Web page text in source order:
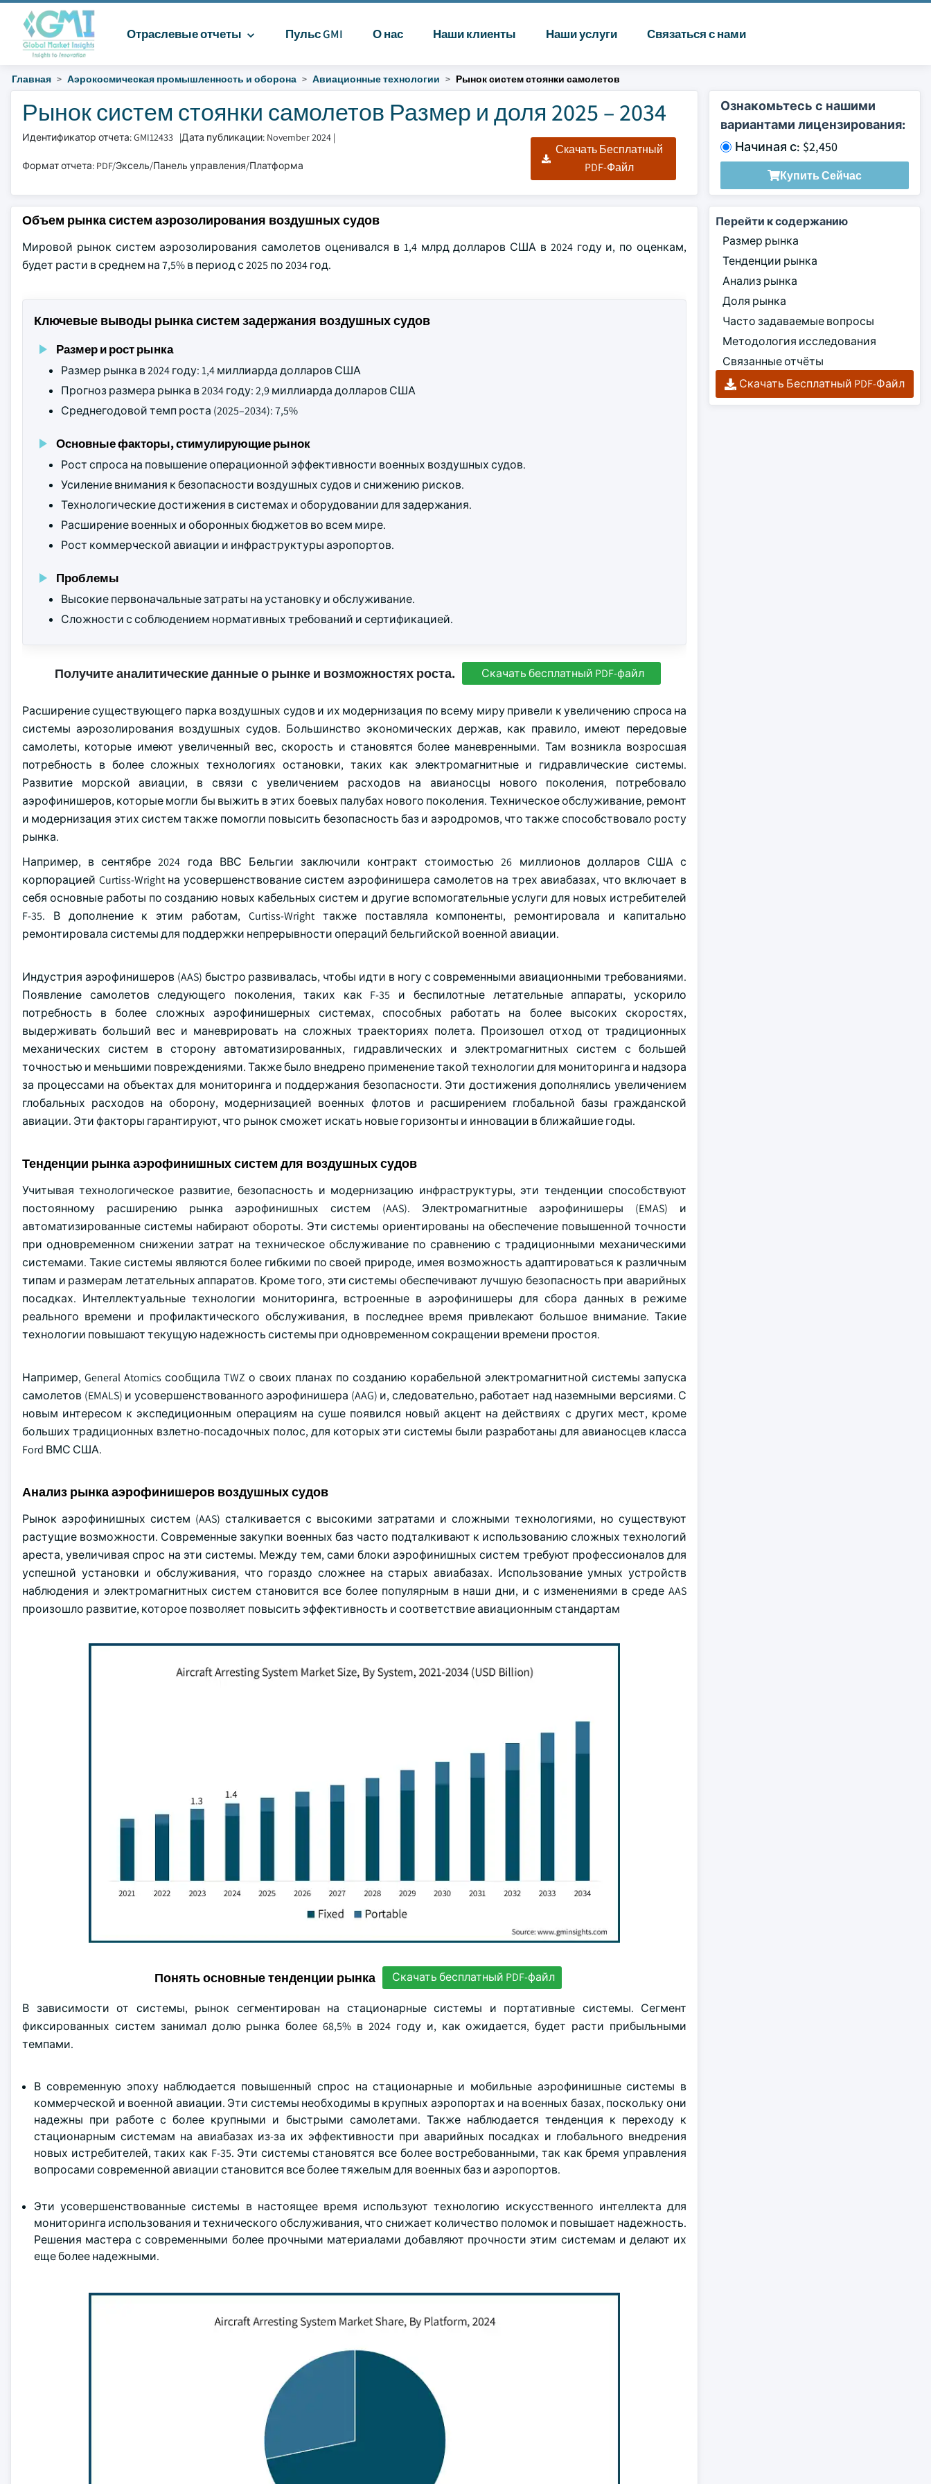
Отраслевые отчеты Пульс GMI О нас Наши клиенты Наши услуги Связаться с нами
Главная Аэрокосмическая промышленность и оборона Авиационные технологии Рынок систем стоянки самолетов
Рынок систем стоянки самолетов Размер и доля 2025 – 2034
Идентификатор отчета: GMI12433 |Дата публикации: November 2024 |
Формат отчета: PDF/Эксель/Панель управления/Платформа
Скачать Бесплатный
PDF-Файл
Ознакомьтесь с нашими
вариантами лицензирования:
Начиная с: $2,450
Купить Сейчас
Объем рынка систем аэрозолирования воздушных судов
Мировой рынок систем аэрозолирования самолетов оценивался в 1,4 млрд долларов США в 2024 году и, по оценкам,
будет расти в среднем на 7,5% в период с 2025 по 2034 год.
Ключевые выводы рынка систем задержания воздушных судов
Размер и рост рынка
Размер рынка в 2024 году: 1,4 миллиарда долларов США
Прогноз размера рынка в 2034 году: 2,9 миллиарда долларов США
Среднегодовой темп роста (2025–2034): 7,5%
Основные факторы, стимулирующие рынок
Рост спроса на повышение операционной эффективности военных воздушных судов.
Усиление внимания к безопасности воздушных судов и снижению рисков.
Технологические достижения в системах и оборудовании для задержания.
Расширение военных и оборонных бюджетов во всем мире.
Рост коммерческой авиации и инфраструктуры аэропортов.
Проблемы
Высокие первоначальные затраты на установку и обслуживание.
Сложности с соблюдением нормативных требований и сертификацией.
Получите аналитические данные о рынке и возможностях роста. Скачать бесплатный PDF-файл
Расширение существующего парка воздушных судов и их модернизация по всему миру привели к увеличению спроса на
системы аэрозолирования воздушных судов. Большинство экономических держав, как правило, имеют передовые
самолеты, которые имеют увеличенный вес, скорость и становятся более маневренными. Там возникла возросшая
потребность в более сложных технологиях остановки, таких как электромагнитные и гидравлические системы.
Развитие морской авиации, в связи с увеличением расходов на авианосцы нового поколения, потребовало
аэрофинишеров, которые могли бы выжить в этих боевых палубах нового поколения. Техническое обслуживание, ремонт
и модернизация этих систем также помогли повысить безопасность баз и аэродромов, что также способствовало росту
рынка.
Например, в сентябре 2024 года ВВС Бельгии заключили контракт стоимостью 26 миллионов долларов США с
корпорацией Curtiss-Wright на усовершенствование систем аэрофинишера самолетов на трех авиабазах, что включает в
себя основные работы по созданию новых кабельных систем и другие вспомогательные услуги для новых истребителей
F-35. В дополнение к этим работам, Curtiss-Wright также поставляла компоненты, ремонтировала и капитально
ремонтировала системы для поддержки непрерывности операций бельгийской военной авиации.
Индустрия аэрофинишеров (AAS) быстро развивалась, чтобы идти в ногу с современными авиационными требованиями.
Появление самолетов следующего поколения, таких как F-35 и беспилотные летательные аппараты, ускорило
потребность в более сложных аэрофинишерных системах, способных работать на более высоких скоростях,
выдерживать больший вес и маневрировать на сложных траекториях полета. Произошел отход от традиционных
механических систем в сторону автоматизированных, гидравлических и электромагнитных систем с большей
точностью и меньшими повреждениями. Также было внедрено применение такой технологии для мониторинга и надзора
за процессами на объектах для мониторинга и поддержания безопасности. Эти достижения дополнялись увеличением
глобальных расходов на оборону, модернизацией военных флотов и расширением глобальной базы гражданской
авиации. Эти факторы гарантируют, что рынок сможет искать новые горизонты и инновации в ближайшие годы.
Тенденции рынка аэрофинишных систем для воздушных судов
Учитывая технологическое развитие, безопасность и модернизацию инфраструктуры, эти тенденции способствуют
постоянному расширению рынка аэрофинишных систем (AAS). Электромагнитные аэрофинишеры (EMAS) и
автоматизированные системы набирают обороты. Эти системы ориентированы на обеспечение повышенной точности
при одновременном снижении затрат на техническое обслуживание по сравнению с традиционными механическими
системами. Такие системы являются более гибкими по своей природе, имея возможность адаптироваться к различным
типам и размерам летательных аппаратов. Кроме того, эти системы обеспечивают лучшую безопасность при аварийных
посадках. Интеллектуальные технологии мониторинга, встроенные в аэрофинишеры для сбора данных в режиме
реального времени и профилактического обслуживания, в последнее время привлекают большое внимание. Такие
технологии повышают текущую надежность системы при одновременном сокращении времени простоя.
Например, General Atomics сообщила TWZ о своих планах по созданию корабельной электромагнитной системы запуска
самолетов (EMALS) и усовершенствованного аэрофинишера (AAG) и, следовательно, работает над наземными версиями. С
новым интересом к экспедиционным операциям на суше появился новый акцент на действиях с других мест, кроме
больших традиционных взлетно-посадочных полос, для которых эти системы были разработаны для авианосцев класса
Ford ВМС США.
Анализ рынка аэрофинишеров воздушных судов
Рынок аэрофинишных систем (AAS) сталкивается с высокими затратами и сложными технологиями, но существуют
растущие возможности. Современные закупки военных баз часто подталкивают к использованию сложных технологий
ареста, увеличивая спрос на эти системы. Между тем, сами блоки аэрофинишных систем требуют профессионалов для
успешной установки и обслуживания, что гораздо сложнее на старых авиабазах. Использование умных устройств
наблюдения и электромагнитных систем становится все более популярным в наши дни, и с изменениями в среде AAS
произошло развитие, которое позволяет повысить эффективность и соответствие авиационным стандартам
Понять основные тенденции рынка Скачать бесплатный PDF-файл
В зависимости от системы, рынок сегментирован на стационарные системы и портативные системы. Сегмент
фиксированных систем занимал долю рынка более 68,5% в 2024 году и, как ожидается, будет расти прибыльными
темпами.
В современную эпоху наблюдается повышенный спрос на стационарные и мобильные аэрофинишные системы в
коммерческой и военной авиации. Эти системы необходимы в крупных аэропортах и на военных базах, поскольку они
надежны при работе с более крупными и быстрыми самолетами. Также наблюдается тенденция к переходу к
стационарным системам на авиабазах из-за их эффективности при аварийных посадках и глобального внедрения
новых истребителей, таких как F-35. Эти системы становятся все более востребованными, так как бремя управления
вопросами современной авиации становится все более тяжелым для военных баз и аэропортов.
Эти усовершенствованные системы в настоящее время используют технологию искусственного интеллекта для
мониторинга использования и технического обслуживания, что снижает количество поломок и повышает надежность.
Решения мастера с современными более прочными материалами добавляют прочности этим системам и делают их
еще более надежными.
Перейти к содержанию
Размер рынка
Тенденции рынка
Анализ рынка
Доля рынка
Часто задаваемые вопросы
Методология исследования
Связанные отчёты
Скачать Бесплатный PDF-Файл